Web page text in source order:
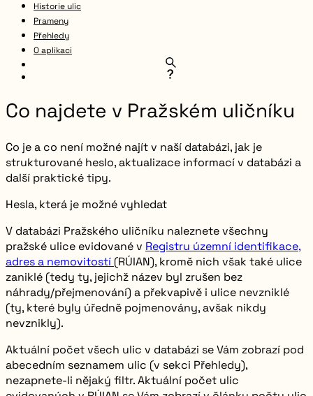
Historie ulic
Prameny
Přehledy
O aplikaci
Co najdete v Pražském uličníku
Co je a co není možné najít v naší databázi, jak je
strukturované heslo, aktualizace informací v databázi a
další praktické tipy.
Hesla, která je možné vyhledat
V databázi Pražského uličníku naleznete všechny
pražské ulice evidované v Registru územní identifikace,
adres a nemovitostí (RÚIAN), kromě nich však také ulice
zaniklé (tedy ty, jejichž název byl zrušen bez
náhrady/přejmenování) a překvapivě i ulice nevzniklé
(ty, které byly úředně pojmenovány, avšak nikdy
nevznikly).
Aktuální počet všech ulic v databázi se Vám zobrazí pod
abecedním seznamem ulic (v sekci Přehledy),
nezapnete-li nějaký filtr. Aktuální počet ulic